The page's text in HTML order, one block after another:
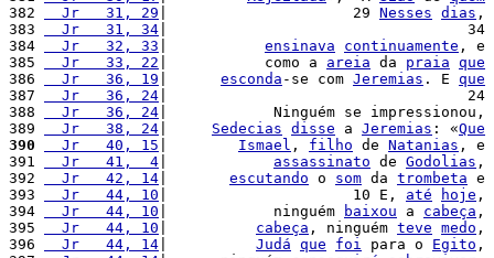
382
  Jr   31, 29
|                     29 Nesses dias ,
383
  Jr   31, 34
|                                  34
384
  Jr   32, 33
ensinava continuamente , e
385
  Jr   33, 22
|           como a areia da praia que
386
  Jr   36, 19
esconda -se com Jeremias . E que
387
  Jr   36, 24
|                                  24
388
  Jr   36, 24
|            Ninguém se impressionou,
389
  Jr   38, 24
Sedecias disse a Jeremias : «Que
390
  Jr   40, 15
Ismael , filho de Natanias , e
391
  Jr   41,  4
assassinato de Godolias ,
392
  Jr   42, 14
escutando o som da trombeta e
393
  Jr   44, 10
|                     10 E, até hoje ,
394
  Jr   44, 10
|            ninguém baixou a cabeça ,
395
  Jr   44, 10
cabeça , ninguém teve medo ,
396
  Jr   44, 14
Judá que foi para o Egito ,